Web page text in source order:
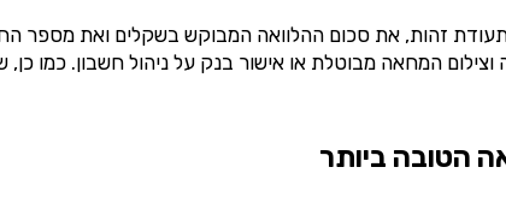
זהות, את סכום ההלוואה המבוקש בשקלים ואת מספר
המחאה מבוטלת או אישור בנק על ניהול חשבון. כמו
הטובה ביותר
סכום חיסכון בקרן